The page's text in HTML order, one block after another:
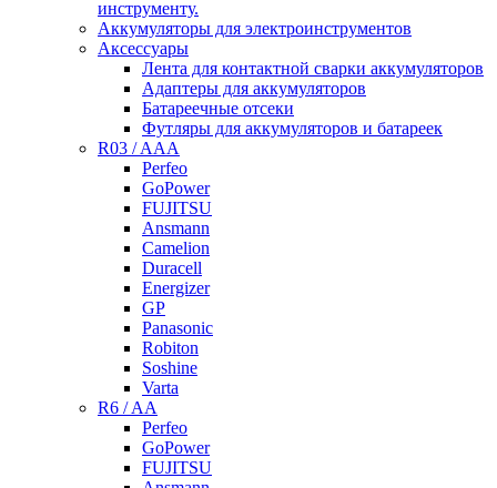
инструменту.
Аккумуляторы для электроинструментов
Аксессуары
Лента для контактной сварки аккумуляторов
Адаптеры для аккумуляторов
Батареечные отсеки
Футляры для аккумуляторов и батареек
R03 / AAA
Perfeo
GoPower
FUJITSU
Ansmann
Camelion
Duracell
Energizer
GP
Panasonic
Robiton
Soshine
Varta
R6 / AA
Perfeo
GoPower
FUJITSU